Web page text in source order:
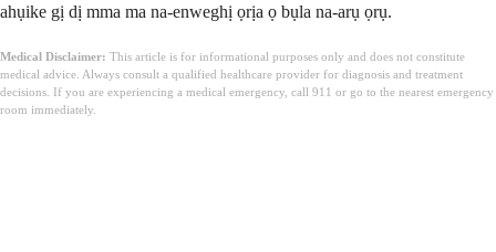
ahụike gị dị mma ma na-enweghị ọrịa ọ bụla na-arụ ọrụ.
Medical Disclaimer: This article is for informational purposes only and does not constitute
medical advice. Always consult a qualified healthcare provider for diagnosis and treatment
decisions. If you are experiencing a medical emergency, call 911 or go to the nearest emergency
room immediately.